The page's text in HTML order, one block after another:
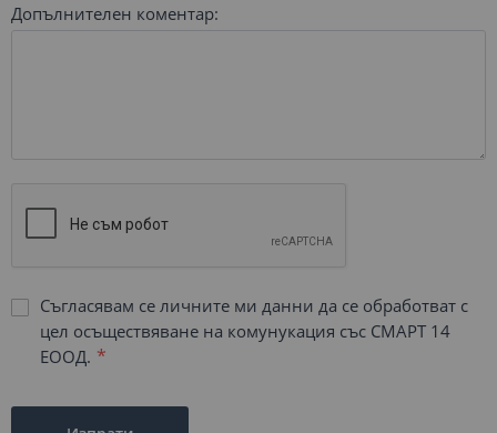
Допълнителен коментар:
Съгласявам се личните ми данни да се обработват с
цел осъществяване на комунукация със СМАРТ 14
ЕООД.